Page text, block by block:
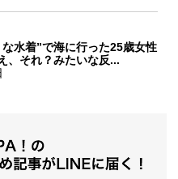
水着”で海に行った25歳女性
、それ？みたいな反...